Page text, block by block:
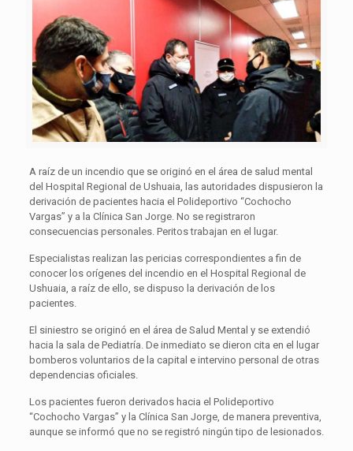
A raíz de un incendio que se originó en el área de salud mental
del Hospital Regional de Ushuaia, las autoridades dispusieron la
derivación de pacientes hacia el Polideportivo “Cochocho
Vargas” y a la Clínica San Jorge. No se registraron
consecuencias personales. Peritos trabajan en el lugar.
Especialistas realizan las pericias correspondientes a fin de
conocer los orígenes del incendio en el Hospital Regional de
Ushuaia, a raíz de ello, se dispuso la derivación de los
pacientes.
El siniestro se originó en el área de Salud Mental y se extendió
hacia la sala de Pediatría. De inmediato se dieron cita en el lugar
bomberos voluntarios de la capital e intervino personal de otras
dependencias oficiales.
Los pacientes fueron derivados hacia el Polideportivo
“Cochocho Vargas” y la Clínica San Jorge, de manera preventiva,
aunque se informó que no se registró ningún tipo de lesionados.